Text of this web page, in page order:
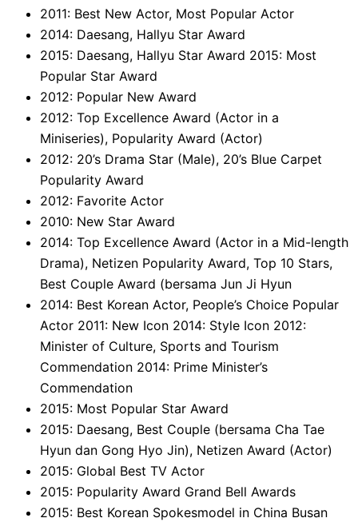
2011: Best New Actor, Most Popular Actor
2014: Daesang, Hallyu Star Award
2015: Daesang, Hallyu Star Award 2015: Most
Popular Star Award
2012: Popular New Award
2012: Top Excellence Award (Actor in a
Miniseries), Popularity Award (Actor)
2012: 20’s Drama Star (Male), 20’s Blue Carpet
Popularity Award
2012: Favorite Actor
2010: New Star Award
2014: Top Excellence Award (Actor in a Mid-length
Drama), Netizen Popularity Award, Top 10 Stars,
Best Couple Award (bersama Jun Ji Hyun
2014: Best Korean Actor, People’s Choice Popular
Actor 2011: New Icon 2014: Style Icon 2012:
Minister of Culture, Sports and Tourism
Commendation 2014: Prime Minister’s
Commendation
2015: Most Popular Star Award
2015: Daesang, Best Couple (bersama Cha Tae
Hyun dan Gong Hyo Jin), Netizen Award (Actor)
2015: Global Best TV Actor
2015: Popularity Award Grand Bell Awards
2015: Best Korean Spokesmodel in China Busan